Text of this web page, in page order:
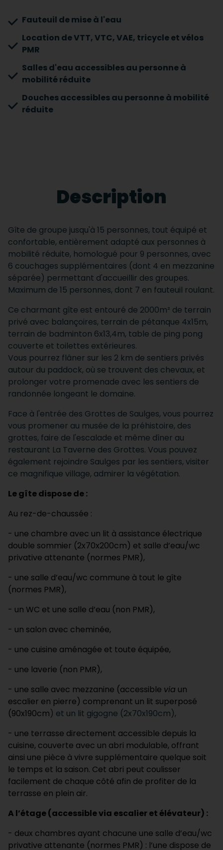
Fauteuil de mise à l'eau
Location de VTT, VTC, VAE, tricycle et vélos
PMR
Salles d'eau accessibles au personne à
mobilité réduite
Douches accessibles au personne à mobilité
réduite
Description
Gîte de groupe jusqu'à 15 personnes, tout équipé et
confortable, entièrement adapté aux personnes à
mobilité réduite, homologué pour 9 personnes, avec
6 couchages supplémentaires (dont 4 en mezzanine
séparée) permettant d'accueillir des groupes.
Maximum de 15 personnes, dont 7 en fauteuil roulant.
Ce charmant gîte est entouré de 2000m² de terrain
privé avec balançoires, terrain de pétanque 4x15m,
terrain de badminton 6x13,4m, table de ping pong
couverte et toilettes extérieures.
Vous pourrez flâner sur les 2 km de sentiers privés
autour du paddock, où se trouvent des chevaux, et
prolonger votre promenade avec les sentiers de
randonnée longeant le domaine.
Face à l'entrée des Grottes de Saulges, vous pourrez
vous promener au musée de la préhistoire, des
grottes, faire de l'escalade et même dîner au
restaurant La Taverne des Grottes. Vous pouvez
également rejoindre Saulges par les sentiers, visiter
ce magnifique village, admirer la végétation.
Le gîte dispose de :
Au rez-de-chaussée :
- une chambre avec un lit à assistance électrique
double sommier (2x70x200cm) et salle d’eau/wc
privative attenante (normes PMR),
- une salle d’eau/wc commune à tout le gîte
(normes PMR),
- un WC et une salle d’eau (non PMR),
- un salon avec cheminée,
- une cuisine aménagée et toute équipée,
- une laverie (non PMR),
- une salle avec mezzanine (accessible via un
escalier en pierre) comprenant un lit superposé
(90x190cm) et un lit gigogne (2x70x190cm),
- une terrasse directement accessible depuis la
cuisine, couverte avec un abri modulable, offrant
ainsi une pièce à vivre supplémentaire quelque soit
le temps et la saison. Cet abri peut coulisser
facilement de chaque côté afin de profiter de la
terrasse en plein air.
A l’étage (accessible via escalier et élévateur) :
- deux chambres ayant chacune une salle d’eau/wc
privative attenante (normes PMR) : l’une dispose de